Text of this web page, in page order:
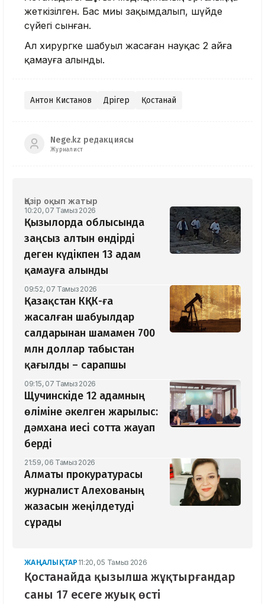
жеткізілген. Бас миы зақымдалып, шүйде
сүйегі сынған.
Ал хирургке шабуыл жасаған науқас 2 айға
қамауға алынды.
Антон Кистанов Дәрігер Қостанай
Nege.kz редакциясы
Журналист
Қазір оқып жатыр
10:20, 07 Тамыз 2026
Қызылорда облысында
заңсыз алтын өндірді
деген күдікпен 13 адам
қамауға алынды
09:52, 07 Тамыз 2026
Қазақстан КҚК-ға
жасалған шабуылдар
салдарынан шамамен 700
млн доллар табыстан
қағылды – сарапшы
09:15, 07 Тамыз 2026
Щучинскіде 12 адамның
өліміне әкелген жарылыс:
дәмхана иесі сотта жауап
берді
21:59, 06 Тамыз 2026
Алматы прокуратурасы
журналист Алехованың
жазасын жеңілдетуді
сұрады
ЖАҢАЛЫҚТАР 11:20, 05 Тамыз 2026
Қостанайда қызылша жұқтырғандар
саны 17 есеге жуық өсті